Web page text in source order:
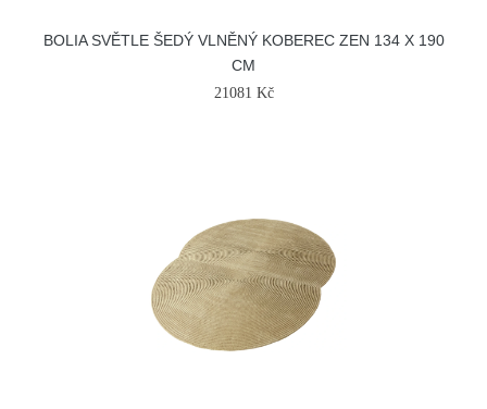
BOLIA SVĚTLE ŠEDÝ VLNĚNÝ KOBEREC ZEN 134 X 190
CM
21081 Kč